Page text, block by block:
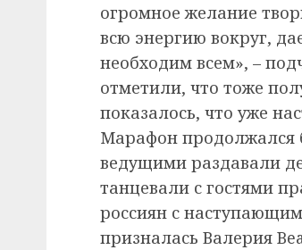
огромное желание
всю энергию вокруг,
необходим всем», –
отметили, что тоже
показалось, что уже
Марафон продолжался
ведущими раздавали
танцевали с гостями
россиян с
призналась Валерия